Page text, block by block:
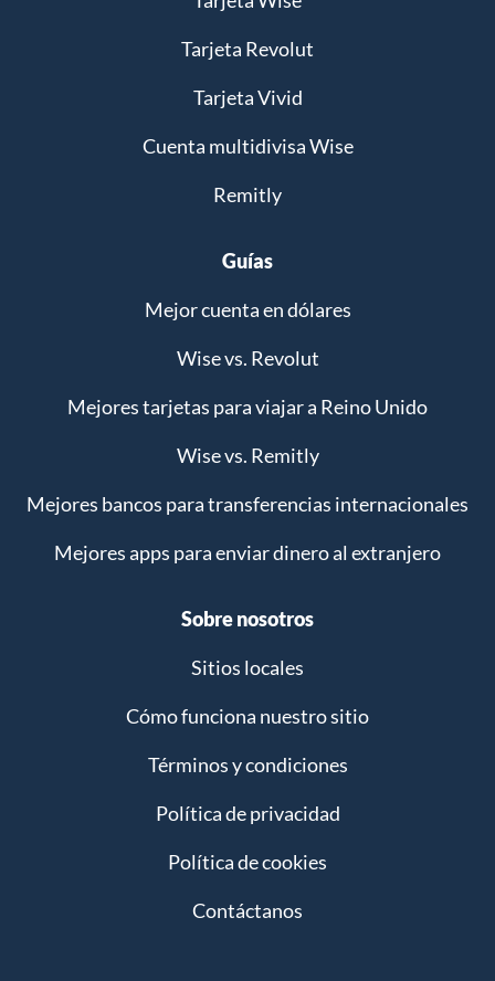
Tarjeta Revolut
Tarjeta Vivid
Cuenta multidivisa Wise
Remitly
Guías
Mejor cuenta en dólares
Wise vs. Revolut
Mejores tarjetas para viajar a Reino Unido
Wise vs. Remitly
Mejores bancos para transferencias internacionales
Mejores apps para enviar dinero al extranjero
Sobre nosotros
Sitios locales
Cómo funciona nuestro sitio
Términos y condiciones
Política de privacidad
Política de cookies
Contáctanos